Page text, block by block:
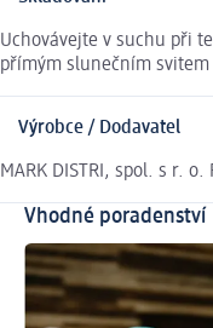
Uchovávejte v suchu při
přímým slunečním
Výrobce / Dodavatel
MARK DISTRI, spol. s r.
Vhodné poradenství